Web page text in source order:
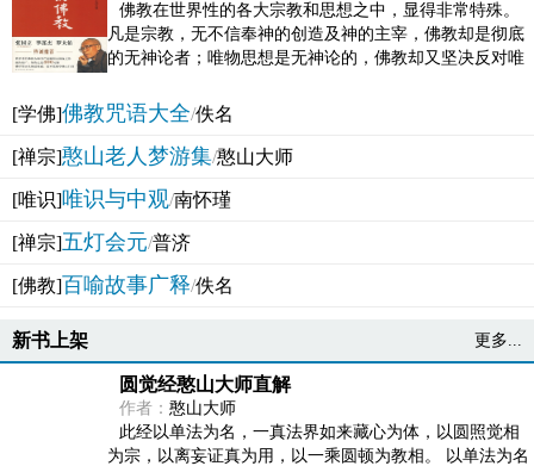
佛教在世界性的各大宗教和思想之中，显得非常特殊。
凡是宗教，无不信奉神的创造及神的主宰，佛教却是彻底
的无神论者；唯物思想是无神论的，佛教却又坚决反对唯
[学佛]佛教咒语大全/佚名
[禅宗]憨山老人梦游集/憨山大师
[唯识]唯识与中观/南怀瑾
[禅宗]五灯会元/普济
[佛教]百喻故事广释/佚名
新书上架 更多...
圆觉经憨山大师直解
作者： 憨山大师
此经以单法为名，一真法界如来藏心为体，以圆照觉相
为宗，以离妄证真为用，以一乘圆顿为教相。 以单法为名